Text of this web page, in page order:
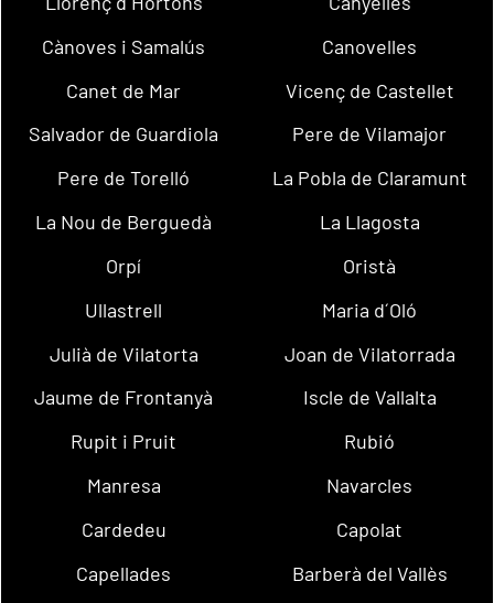
Cànoves i Samalús
Canovelles
Canet de Mar
Vicenç de Castellet
Salvador de Guardiola
Pere de Vilamajor
Pere de Torelló
La Pobla de Claramunt
La Nou de Berguedà
La Llagosta
Orpí
Oristà
Ullastrell
Maria d´Oló
Julià de Vilatorta
Joan de Vilatorrada
Jaume de Frontanyà
Iscle de Vallalta
Rupit i Pruit
Rubió
Manresa
Navarcles
Cardedeu
Capolat
Capellades
Barberà del Vallès